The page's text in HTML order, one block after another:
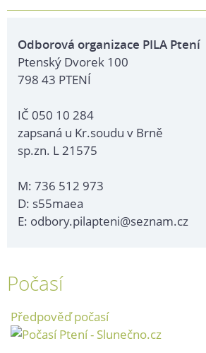
Odborová organizace PILA Ptení
Ptenský Dvorek 100
798 43 PTENÍ
IČ 050 10 284
zapsaná u Kr.soudu v Brně
sp.zn. L 21575
M: 736 512 973
D: s55maea
E: odbory.pilapteni@seznam.cz
Počasí
Předpověď počasí